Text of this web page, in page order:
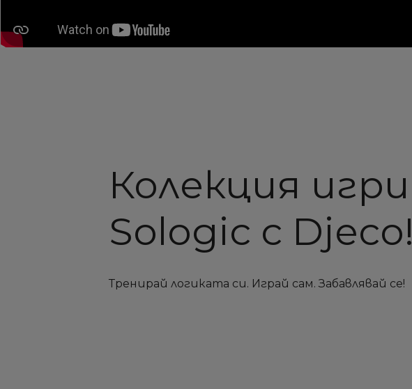
Колекция игри
Sologic с Djeco!
Тренирай логиката си. Играй сам. Забавлявай се!